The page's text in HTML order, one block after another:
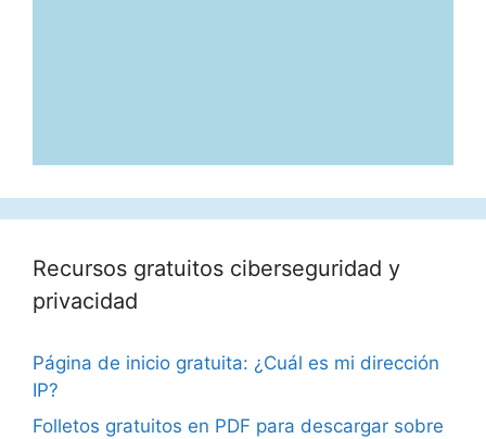
Recursos gratuitos ciberseguridad y
privacidad
Página de inicio gratuita: ¿Cuál es mi dirección
IP?
Folletos gratuitos en PDF para descargar sobre